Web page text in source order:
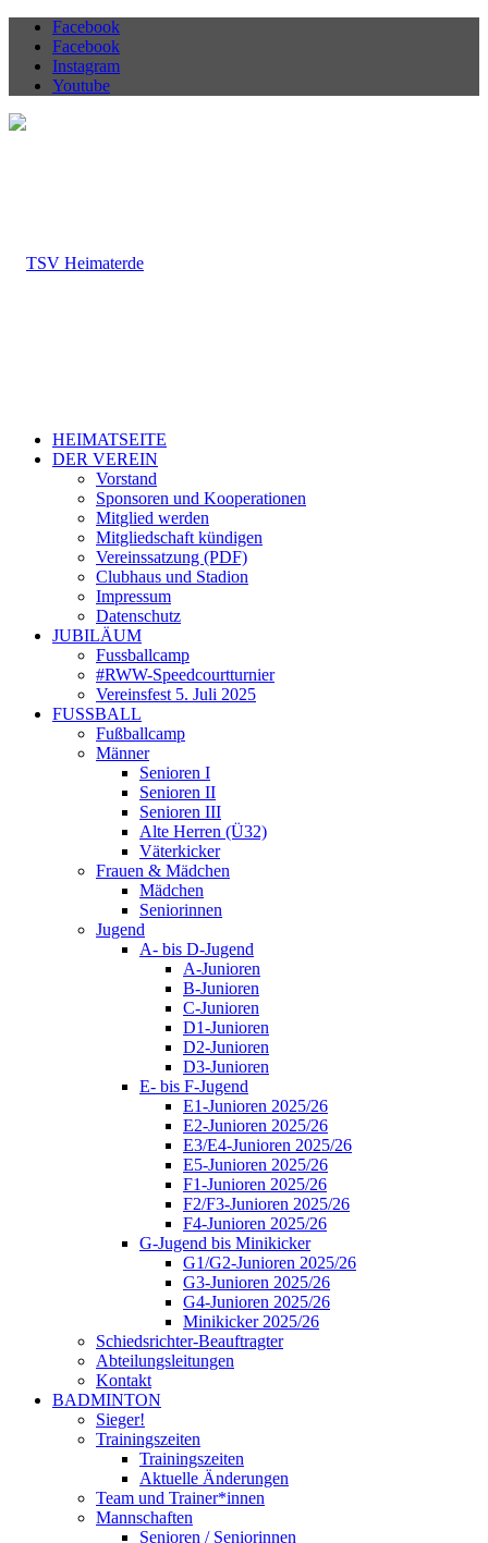
Facebook
Facebook
Instagram
Youtube
HEIMATSEITE
DER VEREIN
Vorstand
Sponsoren und Kooperationen
Mitglied werden
Mitgliedschaft kündigen
Vereinssatzung (PDF)
Clubhaus und Stadion
Impressum
Datenschutz
JUBILÄUM
Fussballcamp
#RWW-Speedcourtturnier
Vereinsfest 5. Juli 2025
FUSSBALL
Fußballcamp
Männer
Senioren I
Senioren II
Senioren III
Alte Herren (Ü32)
Väterkicker
Frauen & Mädchen
Mädchen
Seniorinnen
Jugend
A- bis D-Jugend
A-Junioren
B-Junioren
C-Junioren
D1-Junioren
D2-Junioren
D3-Junioren
E- bis F-Jugend
E1-Junioren 2025/26
E2-Junioren 2025/26
E3/E4-Junioren 2025/26
E5-Junioren 2025/26
F1-Junioren 2025/26
F2/F3-Junioren 2025/26
F4-Junioren 2025/26
G-Jugend bis Minikicker
G1/G2-Junioren 2025/26
G3-Junioren 2025/26
G4-Junioren 2025/26
Minikicker 2025/26
Schiedsrichter-Beauftragter
Abteilungsleitungen
Kontakt
BADMINTON
Sieger!
Trainingszeiten
Trainingszeiten
Aktuelle Änderungen
Team und Trainer*innen
Mannschaften
Senioren / Seniorinnen